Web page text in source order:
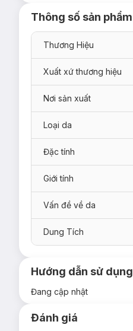
Thông số sản phẩm
Thương Hiệu
Xuất xứ thương hiệu
Nơi sản xuất
Loại da
Đặc tính
Giới tính
Vấn đề về da
Dung Tích
Hướng dẫn sử dụng
Đang cập nhật
Đánh giá